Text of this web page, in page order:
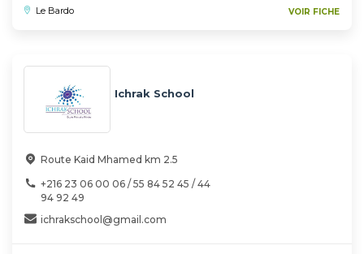
Le Bardo VOIR FICHE
Ichrak School
Route Kaid Mhamed km 2.5
+216 23 06 00 06 / 55 84 52 45 / 44
94 92 49
ichrakschool@gmail.com